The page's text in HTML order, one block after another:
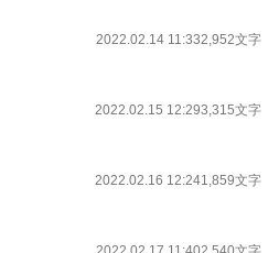
2022.02.14 11:332,952文字
2022.02.15 12:293,315文字
2022.02.16 12:241,859文字